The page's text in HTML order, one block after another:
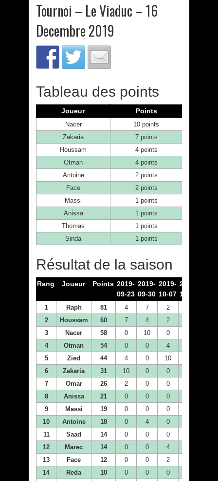
Tournoi – Le Viaduc – 16
Decembre 2019
Tableau des points
Joueur Points
Nacer
10 points
Zakaria
7 points
Houssam
4 points
Otman
4 points
Antoine
2 points
Face
2 points
Massi
1 points
Anissa
1 points
Thomas
1 points
Sinda
1 points
Résultat de la saison
Rang Joueur Points 2019-
09-23
2019-
09-30
2019-
10-07
2019-
10-14
1 Raph 81 4 7 2
2
Houssam 60 7 4 2
3
Nacer 58 0 10 0
4
Otman 54 0 0 4
5
Zied 44 4 0 10
6
Zakaria 31 10 0 0
7
Omar 26 2 0 0
8
Anissa 21 0 0 0
9
Massi 19 0 0 0
10
Antoine 18 0 4 0
11
Saad 14 0 0 0
12
Marec 14 0 0 4
13
Face 12 0 0 2
14
Reda 10 0 0 0